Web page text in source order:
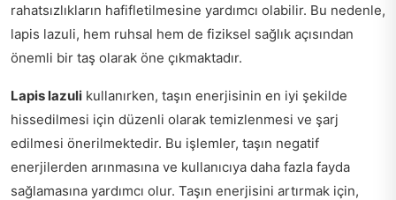
rahatsızlıkların hafifletilmesine yardımcı olabilir. Bu nedenle,
lapis lazuli, hem ruhsal hem de fiziksel sağlık açısından
önemli bir taş olarak öne çıkmaktadır.
Lapis lazuli kullanırken, taşın enerjisinin en iyi şekilde
hissedilmesi için düzenli olarak temizlenmesi ve şarj
edilmesi önerilmektedir. Bu işlemler, taşın negatif
enerjilerden arınmasına ve kullanıcıya daha fazla fayda
sağlamasına yardımcı olur. Taşın enerjisini artırmak için,